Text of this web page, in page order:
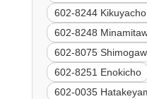
602-8244 Kikuyacho
602-8248
602-8075
602-8251 Enokicho
602-0035